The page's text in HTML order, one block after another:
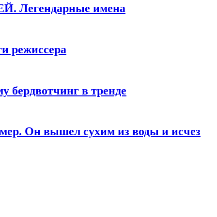
Легендарные имена
режиссера
бердвотчинг в тренде
Он вышел сухим из воды и исчез